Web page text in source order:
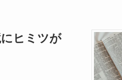
ヒミツが